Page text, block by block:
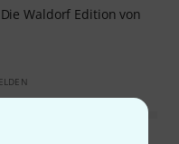
Waldorf Edition von